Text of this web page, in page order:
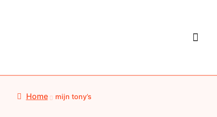
Home mijn tony’s